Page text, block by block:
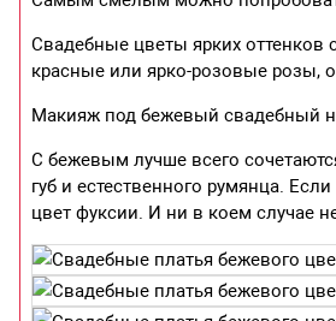
Свадебные цветы ярких оттенков
красные или ярко-розовые розы,
Макияж под бежевый свадебный
С бежевым лучше всего
губ и естественного румянца.
цвет фуксии. И ни в коем случае